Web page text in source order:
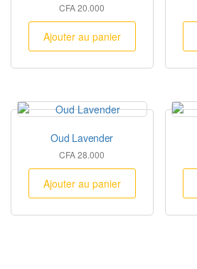
CFA20.000
Ajouter au panier
Oud Lavender
CFA28.000
Ajouter au panier